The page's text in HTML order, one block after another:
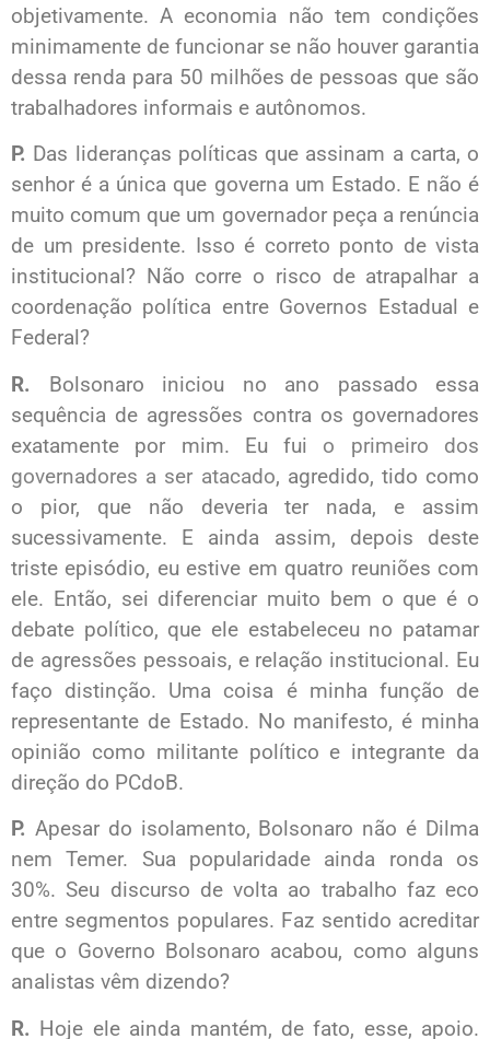
objetivamente. A economia não tem condições
minimamente de funcionar se não houver garantia
dessa renda para 50 milhões de pessoas que são
trabalhadores informais e autônomos.
P. Das lideranças políticas que assinam a carta, o
senhor é a única que governa um Estado. E não é
muito comum que um governador peça a renúncia
de um presidente. Isso é correto ponto de vista
institucional? Não corre o risco de atrapalhar a
coordenação política entre Governos Estadual e
Federal?
R. Bolsonaro iniciou no ano passado essa
sequência de agressões contra os governadores
exatamente por mim. Eu fui o primeiro dos
governadores a ser atacado, agredido, tido como
o pior, que não deveria ter nada, e assim
sucessivamente. E ainda assim, depois deste
triste episódio, eu estive em quatro reuniões com
ele. Então, sei diferenciar muito bem o que é o
debate político, que ele estabeleceu no patamar
de agressões pessoais, e relação institucional. Eu
faço distinção. Uma coisa é minha função de
representante de Estado. No manifesto, é minha
opinião como militante político e integrante da
direção do PCdoB.
P. Apesar do isolamento, Bolsonaro não é Dilma
nem Temer. Sua popularidade ainda ronda os
30%. Seu discurso de volta ao trabalho faz eco
entre segmentos populares. Faz sentido acreditar
que o Governo Bolsonaro acabou, como alguns
analistas vêm dizendo?
R. Hoje ele ainda mantém, de fato, esse, apoio.